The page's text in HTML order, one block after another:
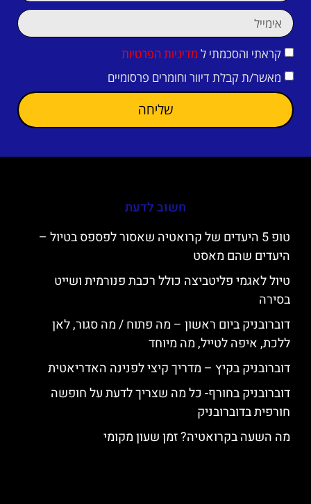
קראתי והסכמתי ל מדיניות הפרטיות
מאשר/ת קבלת דיוור וחומרים פרסומיים
שליחה
חשוב לדעת
טופ 5 היעדים של קרואטיה שאסור לפספס בטיול –
היעדים שהם מאסט
טיול לאגמי פליטביצה כולל רכבת פנורמית ושייט
בסירה
דוברובניק ביום ראשון – מה פתוח / מה סגור, לאן
ללכת, איפה לטייל, מה מיוחד
דוברובניק בקיץ – מדריך קיצי לפנינה האדריאטית
דוברובניק בחורף- כל מה שצריך לדעת על חופשה
חורפית בדוברובניק
מה השעה בקרואטיה? זמן שעון מקומי